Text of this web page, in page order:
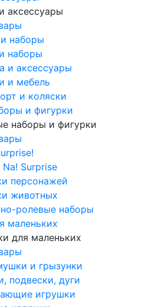
аксессуары
наборы
наборы
и аксессуары
и мебель
и коляски
и фигурки
наборы и фигурки
Na! Surprise
персонажей
животных
ролевые наборы
маленьких
для маленьких
и грызунки
подвески, дуги
игрушки